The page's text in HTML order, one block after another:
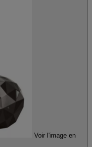
Voir l'image en